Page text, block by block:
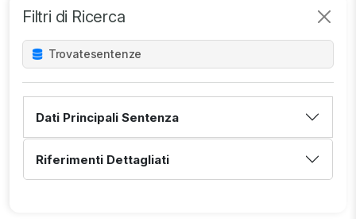
Filtri di Ricerca
Trovatesentenze
Dati Principali Sentenza
Riferimenti Dettagliati